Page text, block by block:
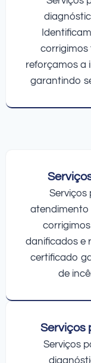
corrigimos
reforçamos a
garantindo
atendimento
danificados e
certificado
de
Serviços
Serviços